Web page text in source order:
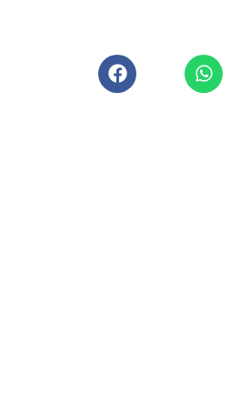
Facebook